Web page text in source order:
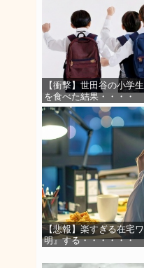
【衝撃】世田谷の小学
を食べた結果・・・・
【悲報】楽すぎる在宅
明』する・・・・・・